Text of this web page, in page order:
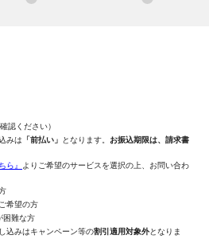
認ください）
みは 「前払い」 となります。 お振込期限は、請求書
ら』
よりご希望のサービスを選択の上、お問い合わ
希望の方
困難な方
込みはキャンペーン等の割引適用対象外となりま